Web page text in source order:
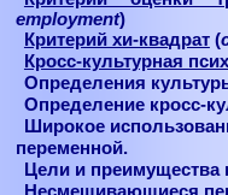
employment)
Критерий хи-квадрат(
Кросс-культурная
Определения
Определение кросс-
Широкое
переменной.
Цели и преимущества
Несмешивающиеся